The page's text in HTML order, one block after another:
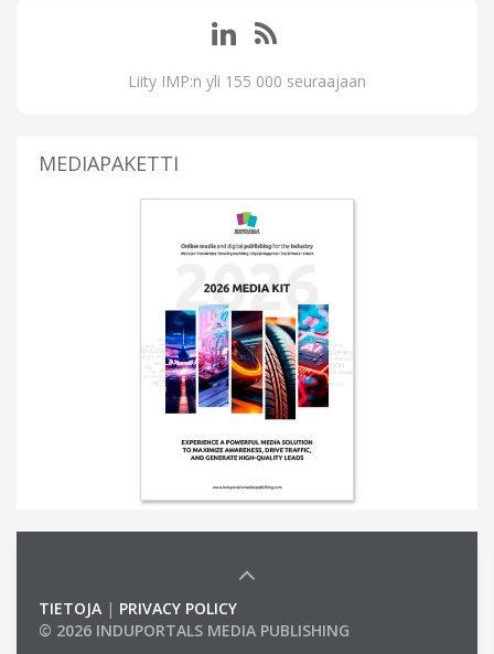
Liity IMP:n yli 155 000 seuraajaan
MEDIAPAKETTI
TIETOJA | PRIVACY POLICY
© 2026 INDUPORTALS MEDIA PUBLISHING